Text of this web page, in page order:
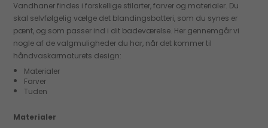
Vandhaner findes i forskellige stilarter, farver og materialer. Du
skal selvfølgelig vælge det blandingsbatteri, som du synes er
pænt, og som passer ind i dit badeværelse. Her gennemgår vi
nogle af de valgmuligheder du har, når det kommer til
håndvaskarmaturets design:
Materialer
Farver
Tuden
Materialer